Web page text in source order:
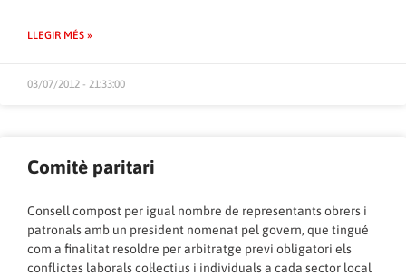
LLEGIR MÉS »
03/07/2012 - 21:33:00
Comitè paritari
Consell compost per igual nombre de representants obrers i
patronals amb un president nomenat pel govern, que tingué
com a finalitat resoldre per arbitratge previ obligatori els
conflictes laborals col·lectius i individuals a cada sector local